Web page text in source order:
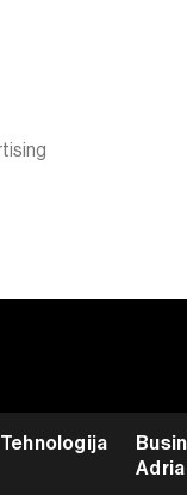
Tehnologija
Adria